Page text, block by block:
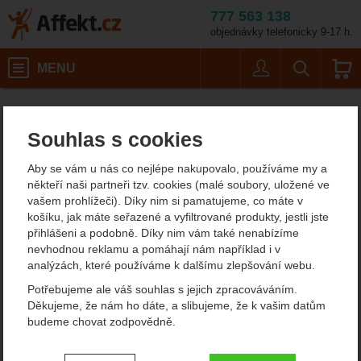
Souhlas s cookies
Aby se vám u nás co nejlépe nakupovalo, používáme my a
někteří naši partneři tzv. cookies (malé soubory, uložené ve
vašem prohlížeči). Díky nim si pamatujeme, co máte v
košíku, jak máte seřazené a vyfiltrované produkty, jestli jste
přihlášeni a podobně. Díky nim vám také nenabízíme
nevhodnou reklamu a pomáhají nám například i v
analýzách, které používáme k dalšímu zlepšování webu.
Potřebujeme ale váš souhlas s jejich zpracováváním.
Děkujeme, že nám ho dáte, a slibujeme, že k vašim datům
budeme chovat zodpovědně.
Nastavení souhlasů s kategoriemi
777 563 138
objednávky telefonicky 9-17 h.
MENU
Grivel
Grivel
je špičkový výrobce vybavení zejména pro zimní horolezectví, ale
také vyrábí zajímavé mačky a cepíny pro skialpinismus nebo
turistiku po ledovcích. Má své výrobky dobře navržené a
promyšlené, ale kromě toho používá i materiály, které mají
dlouhou životnost. U cepínů například používá pouze kvalitní
kované hroty. Zejména mačky Grivel patří k etalonu v oboru.
Vyrábí několik tříd vybavení:
- Vybavení pro lezení ledů a drytooling (lezení v ledu): mezi
horolezeckými cepínybychom vám doporučili nepřehlédnout
Jeho rukojeť je tvořeno z plechu o tloušťce 5 mm. Je to cepín